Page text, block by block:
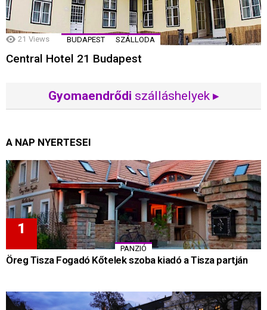
21 Views BUDAPEST SZÁLLODA
Central Hotel 21 Budapest
Gyomaendrődi szálláshelyek ▸
A NAP NYERTESEI
PANZIÓ
Öreg Tisza Fogadó Kőtelek szoba kiadó a Tisza partján